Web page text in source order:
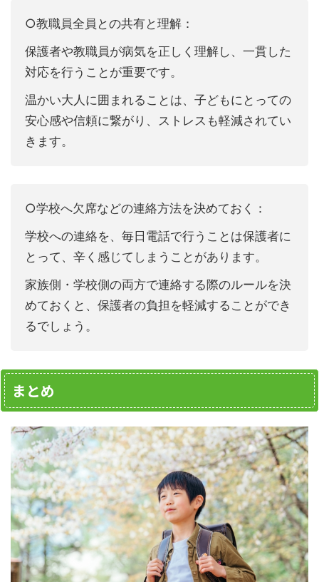
○教職員全員との共有と理解：
保護者や教職員が病気を正しく理解し、一貫した
対応を行うことが重要です。
温かい大人に囲まれることは、子どもにとっての
安心感や信頼に繋がり、ストレスも軽減されてい
きます。
○学校へ欠席などの連絡方法を決めておく：
学校への連絡を、毎日電話で行うことは保護者に
とって、辛く感じてしまうことがあります。
家族側・学校側の両方で連絡する際のルールを決
めておくと、保護者の負担を軽減することができ
るでしょう。
まとめ